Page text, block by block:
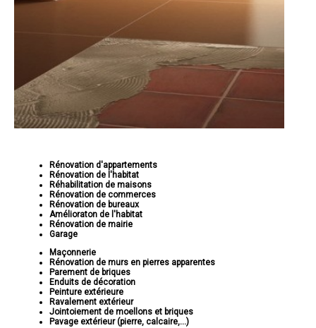
Rénovation d'appartements
Rénovation de l'habitat
Réhabilitation de maisons
Rénovation de commerces
Rénovation de bureaux
Amélioraton de l'habitat
Rénovation de mairie
Garage
Maçonnerie
Rénovation de murs en pierres apparentes
Parement de briques
Enduits de décoration
Peinture extérieure
Ravalement extérieur
Jointoiement de moellons et briques
Pavage extérieur (pierre, calcaire,...)